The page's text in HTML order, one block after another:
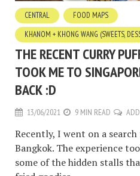
CENTRAL
FOOD MAPS
KHANOM + KHONG WANG (SWEETS,
THE RECENT CURRY
TOOK ME TO
BACK :D
13/06/2021 9 MIN READ
Recently, I went on a
Bangkok. The experience
some of the hidden stalls